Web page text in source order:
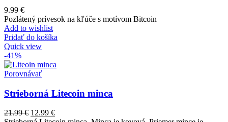
9.99 €
Pozlátený prívesok na kľúče s motívom Bitcoin
Add to wishlist
Pridať do košíka
Quick view
-41%
Porovnávať
Strieborná Litecoin minca
21.99€ 12.99 €